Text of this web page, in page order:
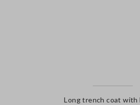
Long trench coat with